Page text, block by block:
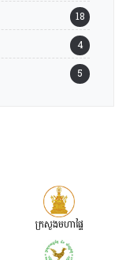
18
4
5
ក្រសួងមហាផ្ទៃ